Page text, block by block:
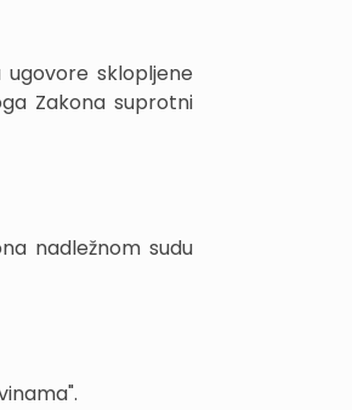
sklopljene
Zakona suprotni
nadležnom sudu